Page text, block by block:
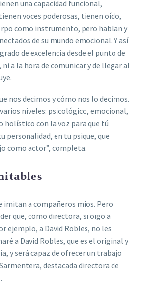
una capacidad funcional,
voces poderosas, tienen oído,
como instrumento, pero hablan y
de su mundo emocional. Y así
de excelencia desde el punto de
a la hora de comunicar y de llegar al
nos decimos y cómo nos lo decimos.
niveles: psicológico, emocional,
con la voz para que tú
personalidad, en tu psique, que
como actor”, completa.
imitan a compañeros míos. Pero
que, como directora, si oigo a
ejemplo, a David Robles, no les
a David Robles, que es el original y
y será capaz de ofrecer un trabajo
destacada directora de